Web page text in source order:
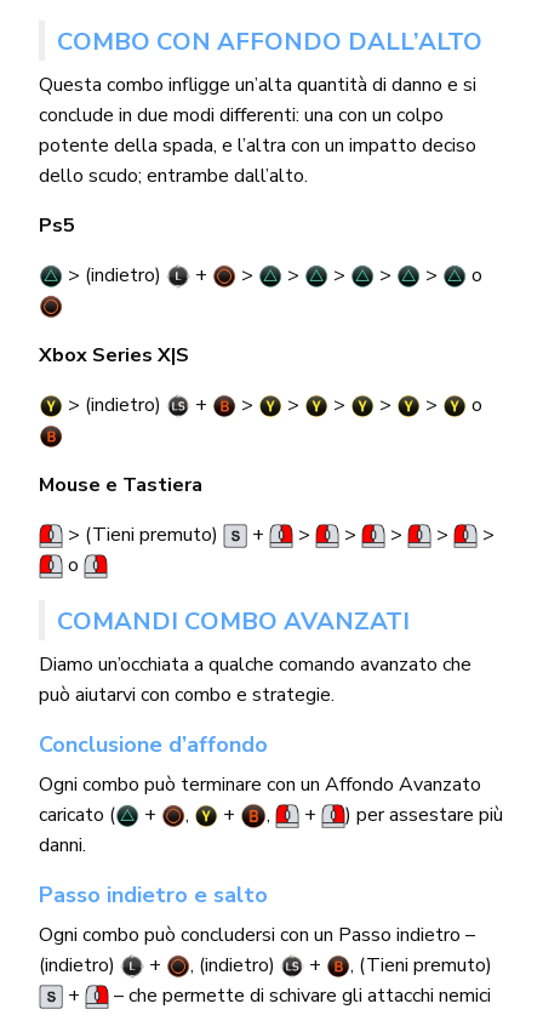
COMBO CON AFFONDO DALL’ALTO
Questa combo infligge un’alta quantità di danno e si
conclude in due modi differenti: una con un colpo
potente della spada, e l’altra con un impatto deciso
dello scudo; entrambe dall’alto.
Ps5
> (indietro)
+ > > > > > o
Xbox Series X|S
> (indietro)
+ > > > > > o
Mouse e Tastiera
> (Tieni premuto)
+ > > > >
>
o
COMANDI COMBO AVANZATI
Diamo un’occhiata a qualche comando avanzato che
può aiutarvi con combo e strategie.
Conclusione d’affondo
Ogni combo può terminare con un Affondo Avanzato
caricato (
+ , + , +
) per assestare più
danni.
Passo indietro e salto
Ogni combo può concludersi con un Passo indietro –
(indietro)
+ , (indietro) +
, (Tieni premuto)
+
– che permette di schivare gli attacchi nemici